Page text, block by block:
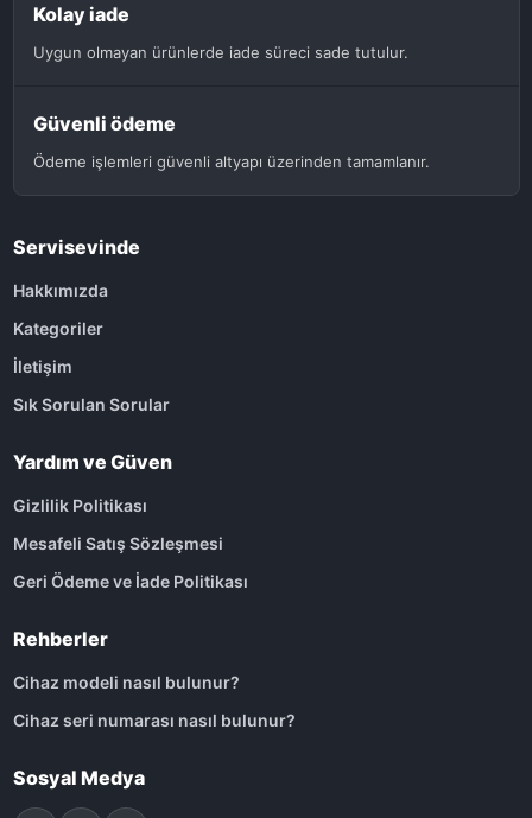
Kolay iade
Uygun olmayan ürünlerde iade süreci sade tutulur.
Güvenli ödeme
Ödeme işlemleri güvenli altyapı üzerinden tamamlanır.
Servisevinde
Hakkımızda
Kategoriler
İletişim
Sık Sorulan Sorular
Yardım ve Güven
Gizlilik Politikası
Mesafeli Satış Sözleşmesi
Geri Ödeme ve İade Politikası
Rehberler
Cihaz modeli nasıl bulunur?
Cihaz seri numarası nasıl bulunur?
Sosyal Medya